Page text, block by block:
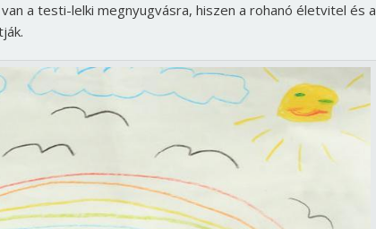
a testi-lelki megnyugvásra, hiszen a rohanó életvitel és a